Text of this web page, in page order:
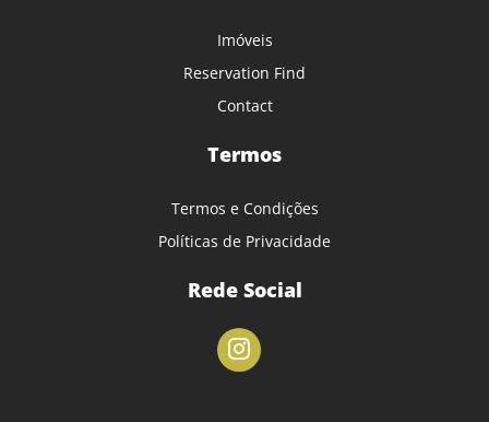
Imóveis
Reservation Find
Contact
Termos
Termos e Condições
Políticas de Privacidade
Rede Social